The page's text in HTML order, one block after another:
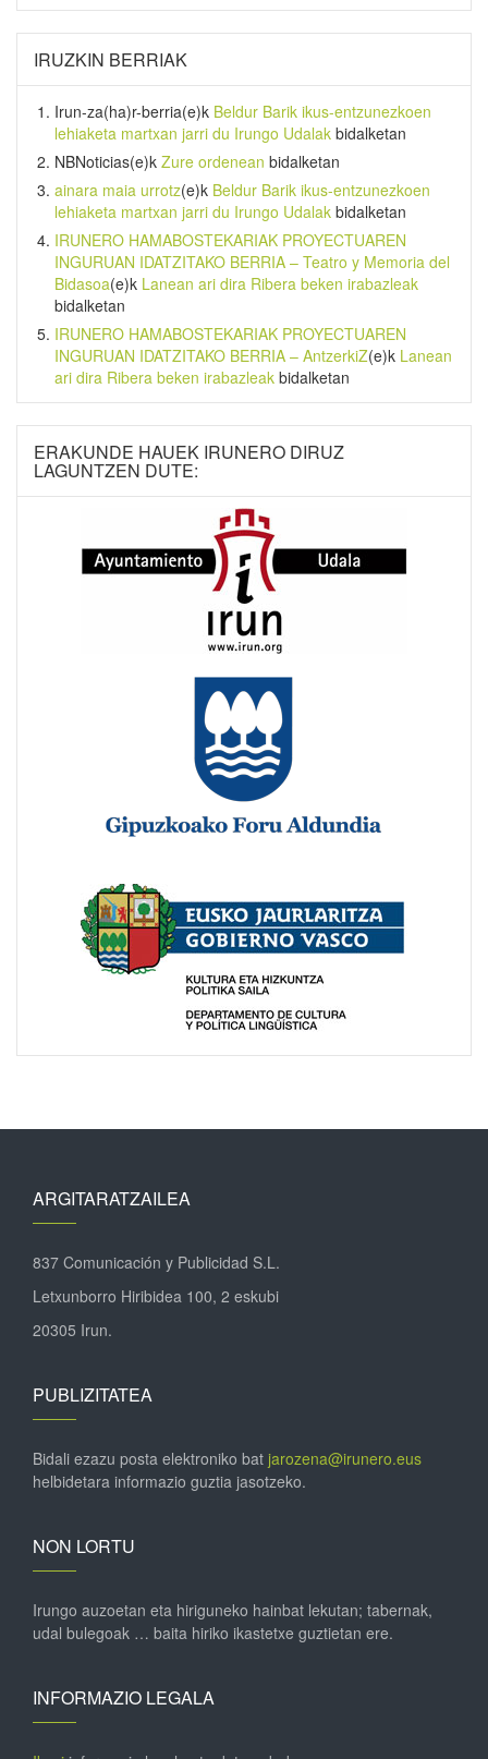
IRUZKIN BERRIAK
Irun-za(ha)r-berria(e)k Beldur Barik ikus-entzunezkoen
lehiaketa martxan jarri du Irungo Udalak bidalketan
NBNoticias(e)k Zure ordenean bidalketan
ainara maia urrotz(e)k Beldur Barik ikus-entzunezkoen
lehiaketa martxan jarri du Irungo Udalak bidalketan
IRUNERO HAMABOSTEKARIAK PROYECTUAREN
INGURUAN IDATZITAKO BERRIA – Teatro y Memoria del
Bidasoa(e)k Lanean ari dira Ribera beken irabazleak
bidalketan
IRUNERO HAMABOSTEKARIAK PROYECTUAREN
INGURUAN IDATZITAKO BERRIA – AntzerkiZ(e)k Lanean
ari dira Ribera beken irabazleak bidalketan
ERAKUNDE HAUEK IRUNERO DIRUZ
LAGUNTZEN DUTE:
ARGITARATZAILEA
837 Comunicación y Publicidad S.L.
Letxunborro Hiribidea 100, 2 eskubi
20305 Irun.
PUBLIZITATEA
Bidali ezazu posta elektroniko bat jarozena@irunero.eus
helbidetara informazio guztia jasotzeko.
NON LORTU
Irungo auzoetan eta hiriguneko hainbat lekutan; tabernak,
udal bulegoak … baita hiriko ikastetxe guztietan ere.
INFORMAZIO LEGALA